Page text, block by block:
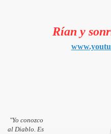
Rían y
"Yo conozco
al Diablo. Es